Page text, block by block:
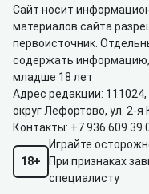
Сайт носит
материалов сайта
первоисточник.
содержать
младше 18 лет
Адрес редакции: 111024,
округ Лефортово, ул. 2-
Контакты: +7 936 609 39
18+
Играйте
При признаках
специалисту